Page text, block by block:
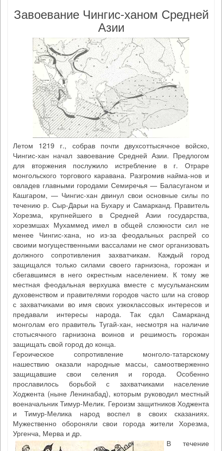
Завоевание Чингис-ханом Средней
Азии
Летом 1219 г., собрав почти двухсоттысячное войско,
Чингис-хан начал завоевание Средней Азии. Предлогом
для вторжения послужило истребление в г. Отраре
монгольского торгового каравана. Разгромив найма-нов и
овладев главными городами Семиречья — Баласуганом и
Кашгаром, — Чингис-хан двинул свои основные силы по
течению р. Сыр-Дарьи на Бухару и Самарканд. Правитель
Хорезма, крупнейшего в Средней Азии государства,
хорезмшах Мухаммед имел в общей сложности сил не
менее Чингис-хана, но из-за феодальных распрей со
своими могущественными вассалами не смог организовать
должного сопротивления захватчикам. Каждый город
защищался только силами своего гарнизона, горожан и
сбегавшимся в него окрестным населением. К тому же
местная феодальная верхушка вместе с мусульманским
духовенством и правителями городов часто шли на сговор
с захватчиками во имя своих узкоклассовых интересов и
предавали интересы народа. Так сдал Самарканд
монголам его правитель Тугай-хан, несмотря на наличие
стотысячного гарнизона воинов и решимость горожан
защищать свой город до конца.
Героическое сопротивление монголо-татарскому
нашествию оказали народные массы, самоотверженно
защищавшие свои селения и города. Особенно
прославилось борьбой с захватчиками население
Ходжента (ныне Ленинабад), которым руководил местный
военачальник Тимур-Мелик. Героизм защитников Ходжента
и Тимур-Мелика народ воспел в своих сказаниях.
Мужественно обороняли свои города жители Хорезма,
Ургенча, Мерва и др.
В течение